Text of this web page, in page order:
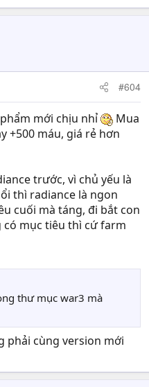
#604
mới chịu nhỉ
Mua
+500 máu, giá rẻ hơn
trước, vì chủ yếu là
thì radiance là ngon
cuối mà táng, đi bắt con
mục tiêu thì cứ farm
thư mục war3 mà
phải cùng version mới